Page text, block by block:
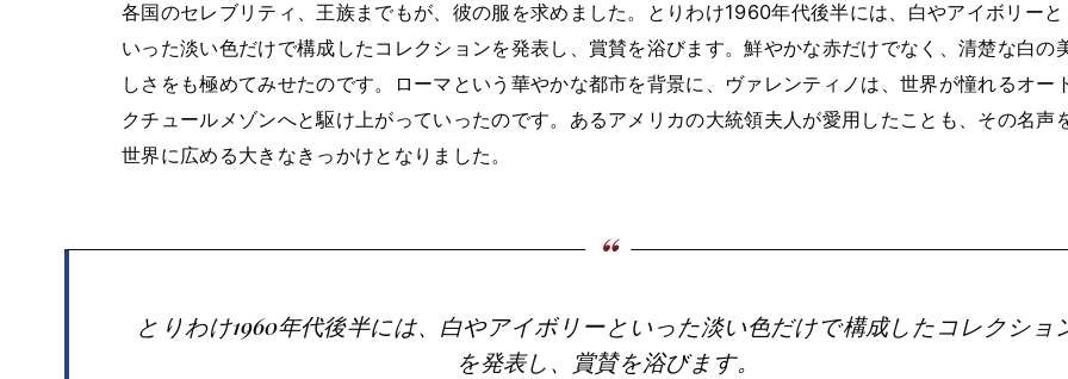
各国のセレブリティ、王族までもが、彼の服を求めました。とりわけ1960年代後半には、白やアイボリーと
いった淡い色だけで構成したコレクションを発表し、賞賛を浴びます。鮮やかな赤だけでなく、清楚な白の
しさをも極めてみせたのです。ローマという華やかな都市を背景に、ヴァレンティノは、世界が憧れるオー
クチュールメゾンへと駆け上がっていったのです。あるアメリカの大統領夫人が愛用したことも、その名声
世界に広める大きなきっかけとなりました。
とりわけ1960年代後半には、白やアイボリーといった淡い色だけで構成したコレクショ
を発表し、賞賛を浴びます。